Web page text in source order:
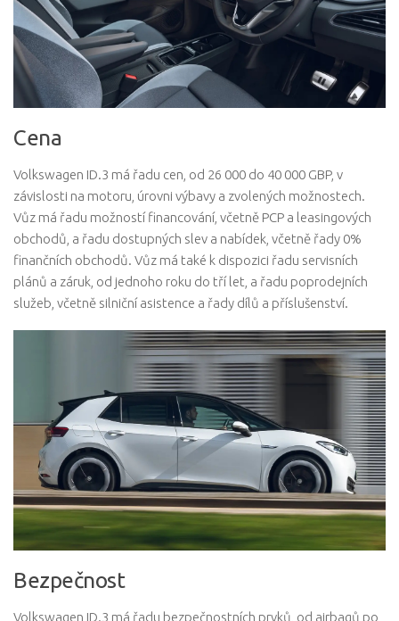
Cena
Volkswagen ID.3 má řadu cen, od 26 000 do 40 000 GBP, v
závislosti na motoru, úrovni výbavy a zvolených možnostech.
Vůz má řadu možností financování, včetně PCP a leasingových
obchodů, a řadu dostupných slev a nabídek, včetně řady 0%
finančních obchodů. Vůz má také k dispozici řadu servisních
plánů a záruk, od jednoho roku do tří let, a řadu poprodejních
služeb, včetně silniční asistence a řady dílů a příslušenství.
Bezpečnost
Volkswagen ID.3 má řadu bezpečnostních prvků, od airbagů po